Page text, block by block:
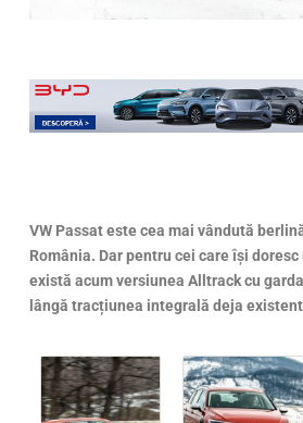
VW Passat este cea mai vândută
România. Dar pentru cei care își
există acum versiunea Alltrack cu
lângă tracțiunea integrală deja